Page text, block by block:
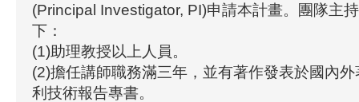
(Principal Investigator, PI)申請本計畫。團隊主
下：
(1)助理教授以上人員。
(2)擔任講師職務滿三年，並有著作發表於國內
利技術報告專書。